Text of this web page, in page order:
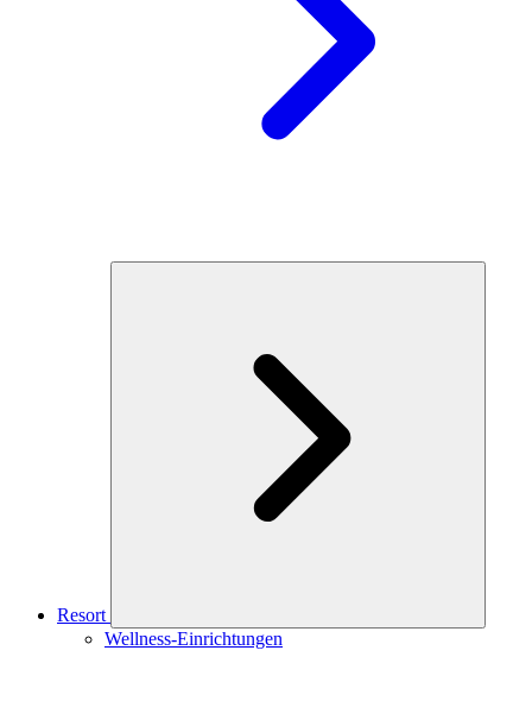
Resort
Wellness-Einrichtungen